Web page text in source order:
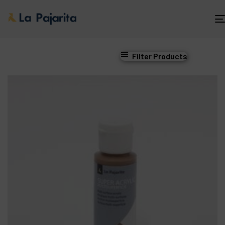
Filter Products